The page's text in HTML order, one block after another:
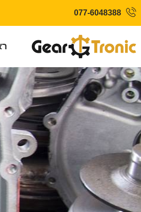
077-6048388